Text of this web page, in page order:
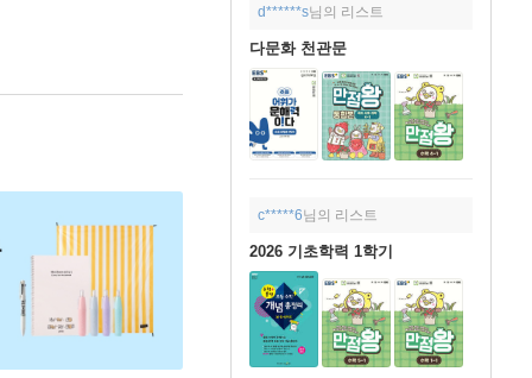
d******s님의 리스트
다문화 천관문
c*****6님의 리스트
2026 기초학력 1학기